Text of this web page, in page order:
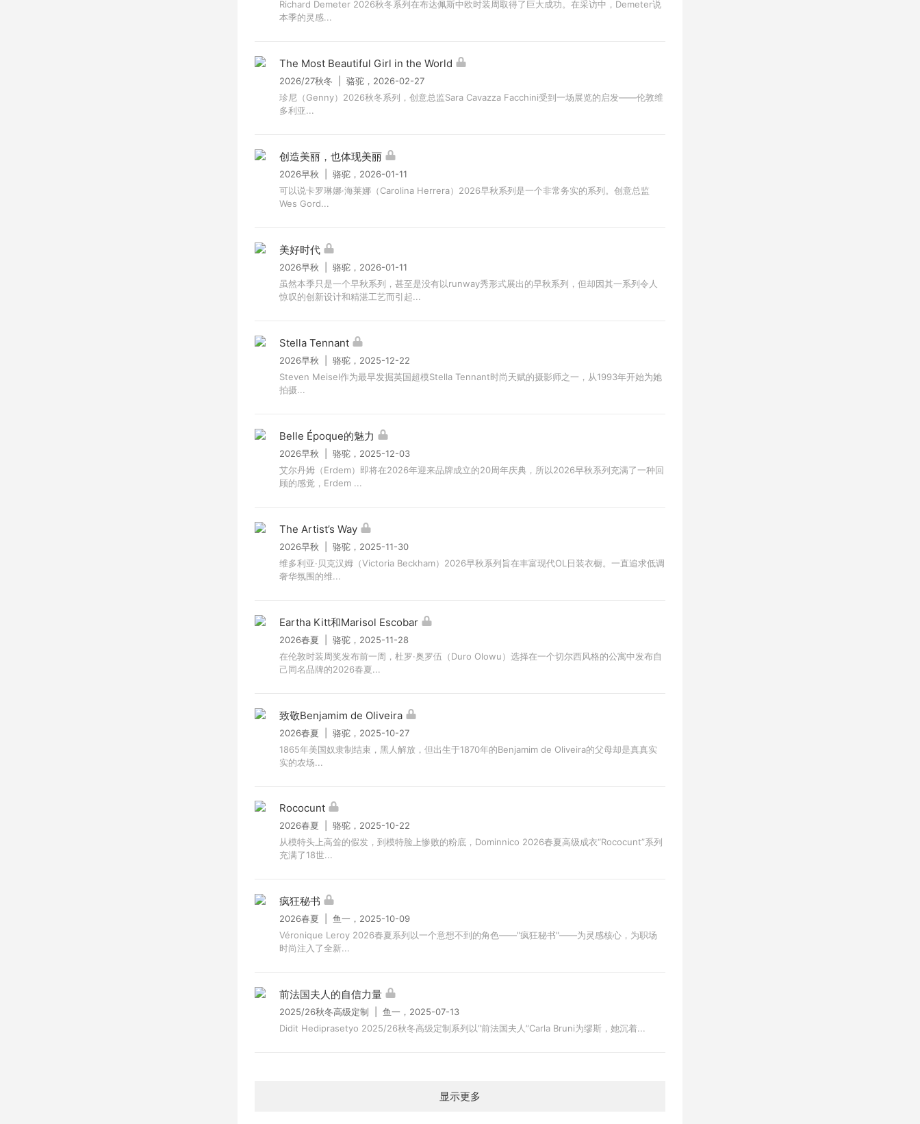
Richard Demeter 2026秋冬系列在布达佩斯中欧时装周取得了巨大成功。在采访中，Demeter说
本季的灵感...
The Most Beautiful Girl in the World
2026/27秋冬 | 骆驼，2026-02-27
珍尼（Genny）2026秋冬系列，创意总监Sara Cavazza Facchini受到一场展览的启发——伦敦维
多利亚...
创造美丽，也体现美丽
2026早秋 | 骆驼，2026-01-11
可以说卡罗琳娜·海莱娜（Carolina Herrera）2026早秋系列是一个非常务实的系列。创意总监
Wes Gord...
美好时代
2026早秋 | 骆驼，2026-01-11
虽然本季只是一个早秋系列，甚至是没有以runway秀形式展出的早秋系列，但却因其一系列令人
惊叹的创新设计和精湛工艺而引起...
Stella Tennant
2026早秋 | 骆驼，2025-12-22
Steven Meisel作为最早发掘英国超模Stella Tennant时尚天赋的摄影师之一，从1993年开始为她
拍摄...
Belle Époque的魅力
2026早秋 | 骆驼，2025-12-03
艾尔丹姆（Erdem）即将在2026年迎来品牌成立的20周年庆典，所以2026早秋系列充满了一种回
顾的感觉，Erdem ...
The Artist’s Way
2026早秋 | 骆驼，2025-11-30
维多利亚·贝克汉姆（Victoria Beckham）2026早秋系列旨在丰富现代OL日装衣橱。一直追求低调
奢华氛围的维...
Eartha Kitt和Marisol Escobar
2026春夏 | 骆驼，2025-11-28
在伦敦时装周奖发布前一周，杜罗·奥罗伍（Duro Olowu）选择在一个切尔西风格的公寓中发布自
己同名品牌的2026春夏...
致敬Benjamim de Oliveira
2026春夏 | 骆驼，2025-10-27
1865年美国奴隶制结束，黑人解放，但出生于1870年的Benjamim de Oliveira的父母却是真真实
实的农场...
Rococunt
2026春夏 | 骆驼，2025-10-22
从模特头上高耸的假发，到模特脸上惨败的粉底，Dominnico 2026春夏高级成衣“Rococunt”系列
充满了18世...
疯狂秘书
2026春夏 | 鱼一，2025-10-09
Véronique Leroy 2026春夏系列以一个意想不到的角色——"疯狂秘书"——为灵感核心，为职场
时尚注入了全新...
前法国夫人的自信力量
2025/26秋冬高级定制 | 鱼一，2025-07-13
Didit Hediprasetyo 2025/26秋冬高级定制系列以“前法国夫人”Carla Bruni为缪斯，她沉着...
显示更多